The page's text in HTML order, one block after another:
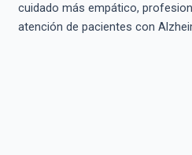
cuidado más empático,
atención de pacientes con